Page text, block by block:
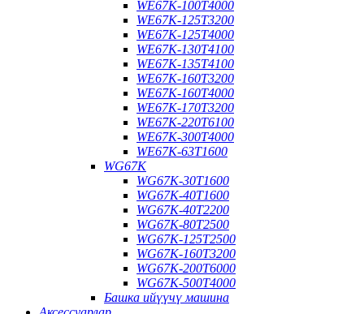
WE67K-100T4000
WE67K-125T3200
WE67K-125T4000
WE67K-130T4100
WE67K-135T4100
WE67K-160T3200
WE67K-160T4000
WE67K-170T3200
WE67K-220T6100
WE67K-300T4000
WE67K-63T1600
WG67K
WG67K-30T1600
WG67K-40T1600
WG67K-40T2200
WG67K-80T2500
WG67K-125T2500
WG67K-160T3200
WG67K-200T6000
WG67K-500T4000
Башка ийүүчү машина